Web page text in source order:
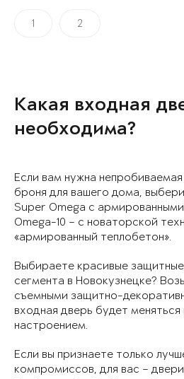
1 2
Какая входная
необходима?
Если вам нужна
броня для вашего дома,
Super Omega с
Omega-10 – с новаторской
«армированный теплобетон».
Выбираете красивые
сегмента в Новокузнецке?
съемными защитно-
входная дверь будет
настроением.
Если вы признаете только
компромиссов, для вас –